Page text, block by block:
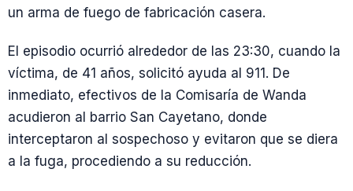
un arma de fuego de fabricación casera.
El episodio ocurrió alrededor de las 23:30, cuando la
víctima, de 41 años, solicitó ayuda al 911. De
inmediato, efectivos de la Comisaría de Wanda
acudieron al barrio San Cayetano, donde
interceptaron al sospechoso y evitaron que se diera
a la fuga, procediendo a su reducción.